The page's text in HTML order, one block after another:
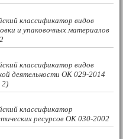
классификатор видов
и упаковочных материалов
классификатор видов
деятельности ОК 029-2014
классификатор
ресурсов ОК 030-2002